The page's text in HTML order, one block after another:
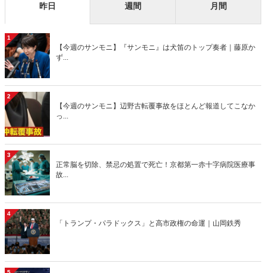
昨日 週間 月間
1
【今週のサンモニ】『サンモニ』は犬笛のトップ奏者｜藤原か
ず...
2
【今週のサンモニ】辺野古転覆事故をほとんど報道してこなか
っ...
3
正常脳を切除、禁忌の処置で死亡！京都第一赤十字病院医療事
故...
4
「トランプ・パラドックス」と高市政権の命運｜山岡鉄秀